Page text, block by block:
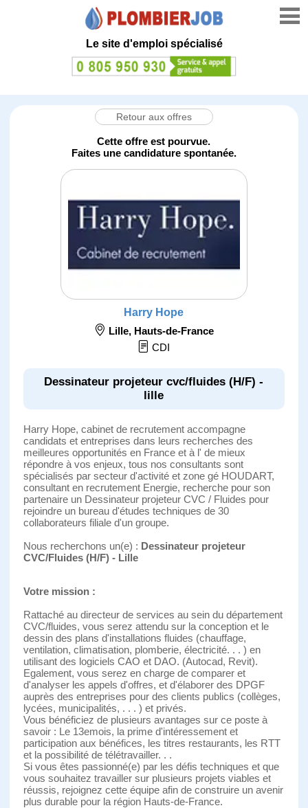
Le site d'emploi spécialisé
Retour aux offres
Cette offre est pourvue.
Faites une candidature spontanée.
Harry Hope
Lille, Hauts-de-France
CDI
Dessinateur projeteur cvc/fluides (H/F) -
lille
Harry Hope, cabinet de recrutement accompagne
candidats et entreprises dans leurs recherches des
meilleures opportunités en France et à l' de mieux
répondre à vos enjeux, tous nos consultants sont
spécialisés par secteur d'activité et zone gé HOUDART,
consultant en recrutement Energie, recherche pour son
partenaire un Dessinateur projeteur CVC / Fluides pour
rejoindre un bureau d'études techniques de 30
collaborateurs filiale d'un groupe.
Nous recherchons un(e) : Dessinateur projeteur
CVC/Fluides (H/F) - Lille
Votre mission :
Rattaché au directeur de services au sein du département
CVC/fluides, vous serez attendu sur la conception et le
dessin des plans d'installations fluides (chauffage,
ventilation, climatisation, plomberie, électricité. . . ) en
utilisant des logiciels CAO et DAO. (Autocad, Revit).
Egalement, vous serez en charge de comparer et
d'analyser les appels d'offres, et d'élaborer des DPGF
auprès des entreprises pour des clients publics (collèges,
lycées, municipalités, . . . ) et privés.
Vous bénéficiez de plusieurs avantages sur ce poste à
savoir : Le 13emois, la prime d'intéressement et
participation aux bénéfices, les titres restaurants, les RTT
et la possibilité de télétravailler. . .
Si vous êtes passionné(e) par les défis techniques et que
vous souhaitez travailler sur plusieurs projets viables et
réussis, rejoignez cette équipe afin de construire un avenir
plus durable pour la région Hauts-de-France.